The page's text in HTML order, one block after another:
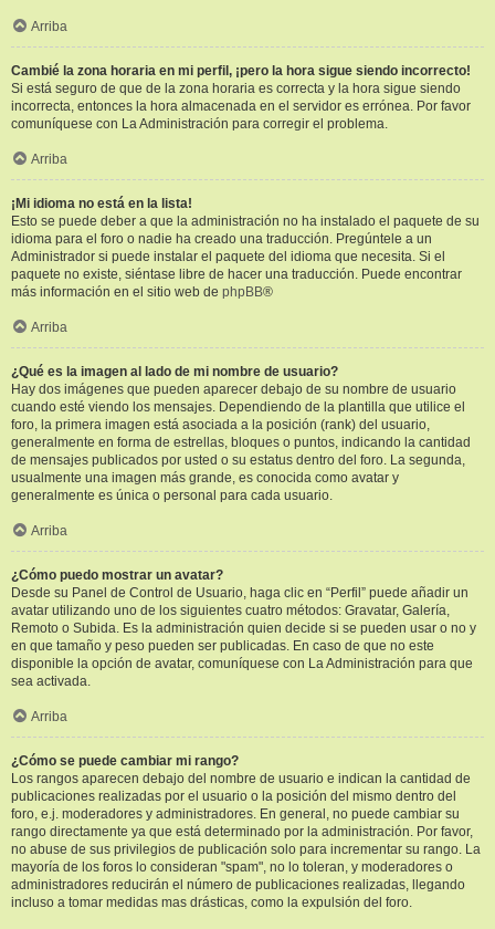
Arriba
Cambié la zona horaria en mi perfil, ¡pero la hora sigue siendo incorrecto!
Si está seguro de que de la zona horaria es correcta y la hora sigue siendo
incorrecta, entonces la hora almacenada en el servidor es errónea. Por favor
comuníquese con La Administración para corregir el problema.
Arriba
¡Mi idioma no está en la lista!
Esto se puede deber a que la administración no ha instalado el paquete de su
idioma para el foro o nadie ha creado una traducción. Pregúntele a un
Administrador si puede instalar el paquete del idioma que necesita. Si el
paquete no existe, siéntase libre de hacer una traducción. Puede encontrar
más información en el sitio web de phpBB®
Arriba
¿Qué es la imagen al lado de mi nombre de usuario?
Hay dos imágenes que pueden aparecer debajo de su nombre de usuario
cuando esté viendo los mensajes. Dependiendo de la plantilla que utilice el
foro, la primera imagen está asociada a la posición (rank) del usuario,
generalmente en forma de estrellas, bloques o puntos, indicando la cantidad
de mensajes publicados por usted o su estatus dentro del foro. La segunda,
usualmente una imagen más grande, es conocida como avatar y
generalmente es única o personal para cada usuario.
Arriba
¿Cómo puedo mostrar un avatar?
Desde su Panel de Control de Usuario, haga clic en “Perfil” puede añadir un
avatar utilizando uno de los siguientes cuatro métodos: Gravatar, Galería,
Remoto o Subida. Es la administración quien decide si se pueden usar o no y
en que tamaño y peso pueden ser publicadas. En caso de que no este
disponible la opción de avatar, comuníquese con La Administración para que
sea activada.
Arriba
¿Cómo se puede cambiar mi rango?
Los rangos aparecen debajo del nombre de usuario e indican la cantidad de
publicaciones realizadas por el usuario o la posición del mismo dentro del
foro, e.j. moderadores y administradores. En general, no puede cambiar su
rango directamente ya que está determinado por la administración. Por favor,
no abuse de sus privilegios de publicación solo para incrementar su rango. La
mayoría de los foros lo consideran "spam", no lo toleran, y moderadores o
administradores reducirán el número de publicaciones realizadas, llegando
incluso a tomar medidas mas drásticas, como la expulsión del foro.